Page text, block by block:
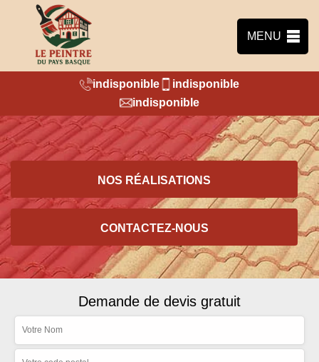
MENU
indisponible
indisponible
indisponible
NOS RÉALISATIONS
CONTACTEZ-NOUS
Demande de devis gratuit